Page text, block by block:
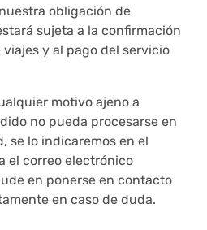
obligación de
sujeta a la confirmación
y al pago del servicio
motivo ajeno a
no pueda procesarse en
se lo indicaremos en el
el correo electrónico
en ponerse en contacto
en caso de duda.